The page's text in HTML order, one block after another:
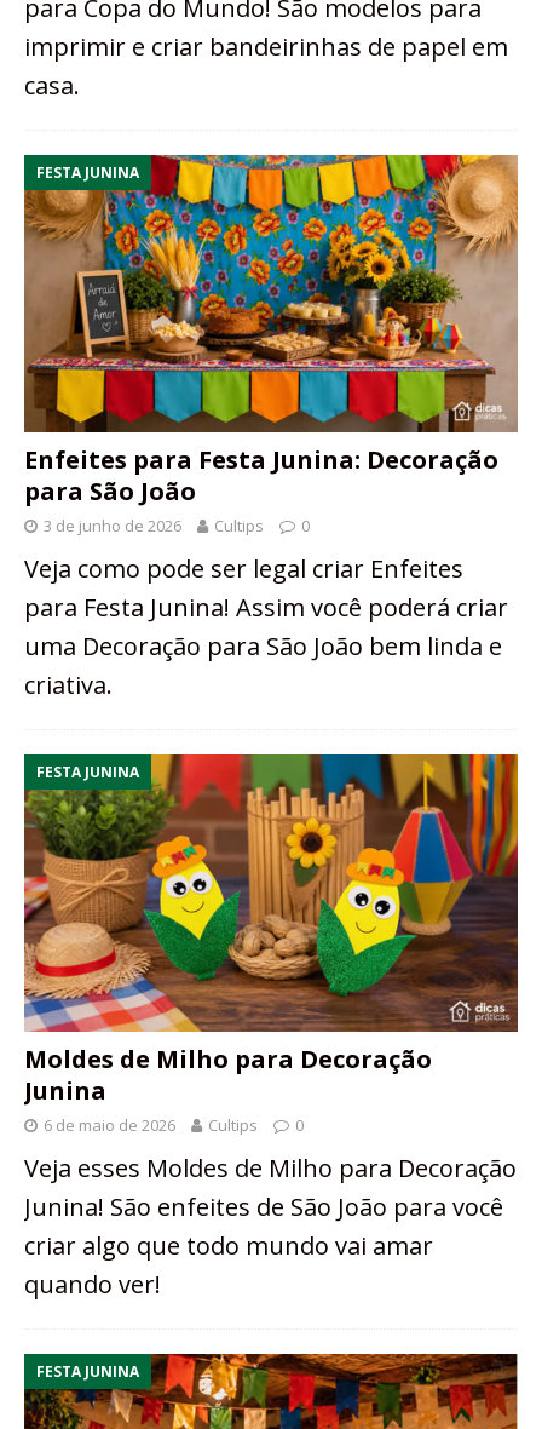
para Copa do Mundo! São modelos para
imprimir e criar bandeirinhas de papel em
casa.
FESTA JUNINA
Enfeites para Festa Junina: Decoração
para São João
3 de junho de 2026 Cultips 0
Veja como pode ser legal criar Enfeites
para Festa Junina! Assim você poderá criar
uma Decoração para São João bem linda e
criativa.
FESTA JUNINA
Moldes de Milho para Decoração
Junina
6 de maio de 2026 Cultips 0
Veja esses Moldes de Milho para Decoração
Junina! São enfeites de São João para você
criar algo que todo mundo vai amar
quando ver!
FESTA JUNINA